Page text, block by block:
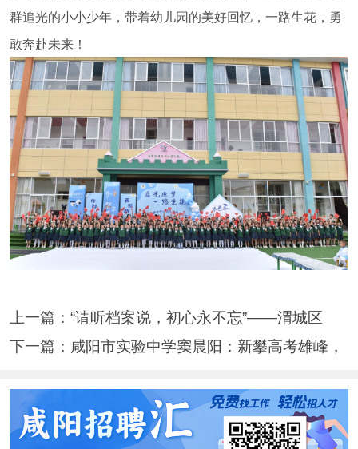
群追光的小小少年，带着幼儿园的美好回忆，一路生花，勇
敢奔赴未来！
上一篇： “请听档案说，初心永不忘”——渭城区
下一篇： 咸阳市实验中学窦晨阳：新攀高考雄峰，